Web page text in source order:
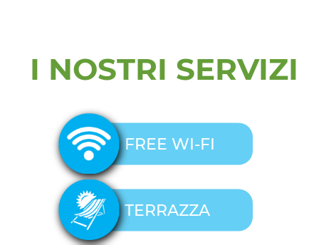
I NOSTRI SERVIZI
FREE WI-FI
TERRAZZA